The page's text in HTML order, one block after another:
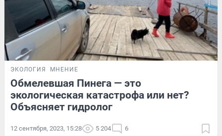
ЭКОЛОГИЯ МНЕНИЕ
Обмелевшая Пинега — это
экологическая катастрофа или нет?
Объясняет гидролог
12 сентября, 2023, 15:28 5 204 6